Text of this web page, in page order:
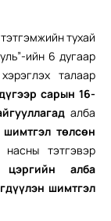
тухай
ийн 6 дугаар
талаар
сарын 16-
алба
шимтгэл төлсөн
тэтгэвэр
алба
шимтгэл